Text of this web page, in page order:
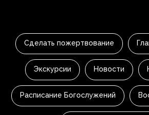
Сделать пожертвование
Экскурсии Новости
Расписание Богослужений